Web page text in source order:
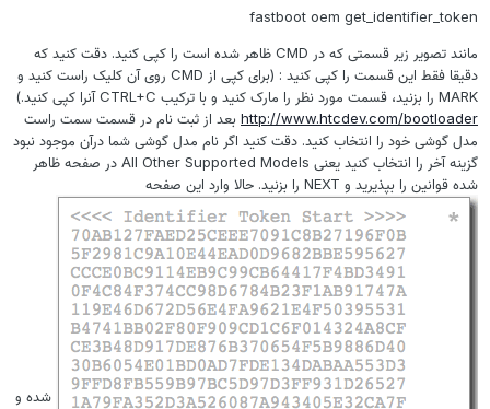
fastboot oem get_identifier_token
مانند تصویر زیر قسمتی که در CMD ظاهر شده است را کپی کنید. دقت کنید که
دقیقا فقط این قسمت را کپی کنید : (برای کپی از CMD روی آن کلیک راست کنید و
MARK را بزنید، قسمت مورد نظر را مارک کنید و با ترکیب CTRL+C آنرا کپی کنید.)
http://www.htcdev.com/bootloaderبعد از ثبت نام در قسمت سمت راست
مدل گوشی خود را انتخاب کنید. دقت کنید اگر نام مدل گوشی شما درآن موجود نبود
گزینه آخر را انتخاب کنید یعنی All Other Supported Models در صفحه ظاهر
شده قوانین را بپذیرید و NEXT را بزنید. حالا وارد این صفحه
شده و